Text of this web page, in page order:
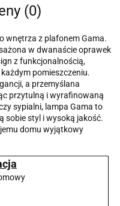
(0)
wnętrza z plafonem Gama.
w dwanaście oprawek
z funkcjonalnością,
pomieszczeniu.
a przemyślana
przytulną i wyrafinowaną
sypialni, lampa Gama to
sobie styl i wysoką jakość.
domu wyjątkowy